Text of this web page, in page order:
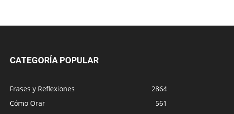
CATEGORÍA POPULAR
Frases y Reflexiones
2864
Cómo Orar
561